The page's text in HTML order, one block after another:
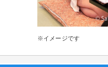
※イメージです